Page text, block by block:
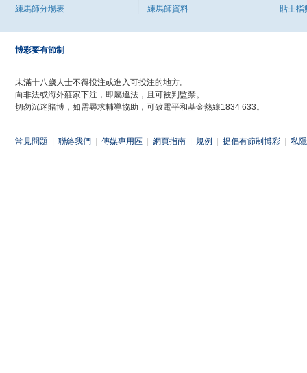
練馬師分場表
練馬師資料
貼士指
博彩要有節制
未滿十八歲人士不得投注或進入可投注的地方。
向非法或海外莊家下注，即屬違法，且可被判監禁。
切勿沉迷賭博，如需尋求輔導協助，可致電平和基金熱線1834 633。
常見問題 聯絡我們 傳媒專用區 網頁指南 規例 提倡有節制博彩 私